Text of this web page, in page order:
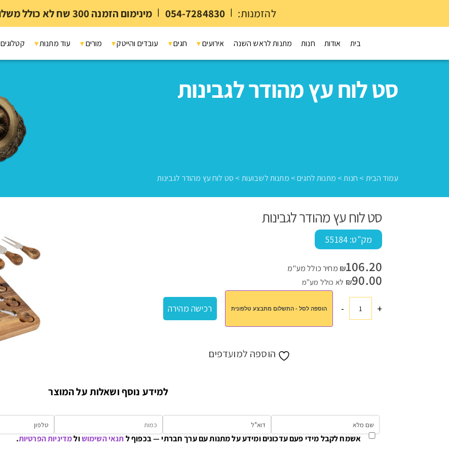
להזמנות: |
054-7284830
| מינימום הזמנה 300 שח לא כולל משלוח ומיתוג
בית אודות חנות מתנות לראש השנה אירועים חגים עובדים והייטק מורים עוד מתנות קטלוגים
סט לוח עץ מהודר לגבינות
עמוד הבית > חנות> מתנות לחגים> מתנות לשבועות > סט לוח עץ מהודר לגבינות
חנות>מתנות לחגים>מתנות לשבועות
סט לוח עץ מהודר לגבינות
מק"ט: 55184
₪106.20
מחיר כולל מע"מ
₪90.00 לא כולל מע"מ
+כמות
- הוספה לסל - התשלום מתבצע טלפונית רכישה מהירה
הוספה למועדפים
למידע נוסף ושאלות על המוצר
אשמח לקבל מידי פעם עדכונים ומידע על מתנות עם ערך חברתי — בכפוף לתנאי השימושולמדיניות הפרטיות.